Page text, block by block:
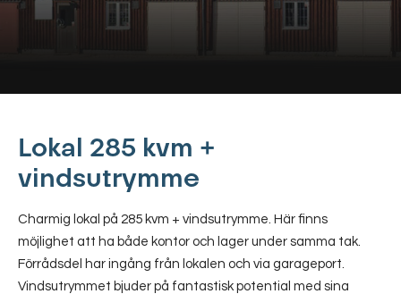
Lokal 285 kvm +
vindsutrymme
Charmig lokal på 285 kvm + vindsutrymme. Här finns
möjlighet att ha både kontor och lager under samma tak.
Förrådsdel har ingång från lokalen och via garageport.
Vindsutrymmet bjuder på fantastisk potential med sina